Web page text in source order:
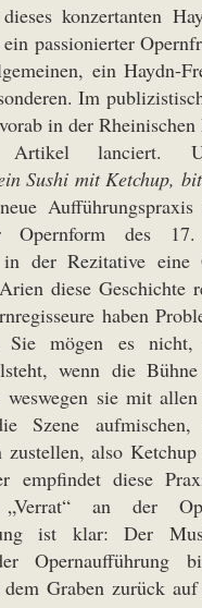
konzertanten
passionierter
ein Haydn-
Im
in der Rheinischen
Artikel lanciert.
Sushi mit Ketchup,
Aufführungspraxis
Opernform des
in der Rezitative eine
diese Geschichte
haben
Sie mögen es
wenn die
sie mit
Szene
zustellen, also
empfindet diese
an der
ist klar: Der
Opernaufführung
dem Graben zurück